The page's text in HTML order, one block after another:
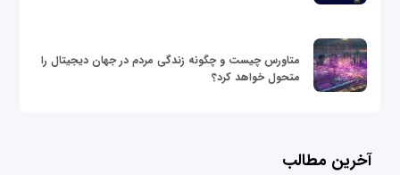
متاورس چیست و چگونه زندگی مردم در جهان دیجیتال را
متحول خواهد کرد؟
آخرین مطالب